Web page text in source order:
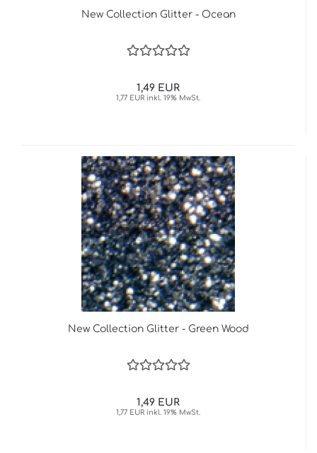
New Collection Glitter - Ocean
1,49 EUR
1,77 EUR inkl. 19% MwSt.
New Collection Glitter - Green Wood
1,49 EUR
1,77 EUR inkl. 19% MwSt.